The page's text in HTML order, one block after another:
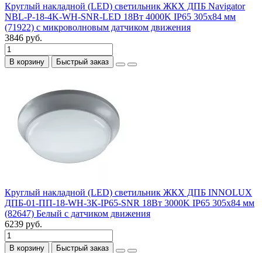
Круглый накладной (LED) светильник ЖКХ ДПБ Navigator
NBL-P-18-4K-WH-SNR-LED 18Вт 4000K IP65 305х84 мм
(71922) с микроволновым датчиком движения
3846 руб.
В корзину Быстрый заказ
Круглый накладной (LED) светильник ЖКХ ДПБ INNOLUX
ДПБ-01-ПП-18-WH-3К-IP65-SNR 18Вт 3000K IP65 305х84 мм
(82647) Белый с датчиком движения
6239 руб.
В корзину Быстрый заказ